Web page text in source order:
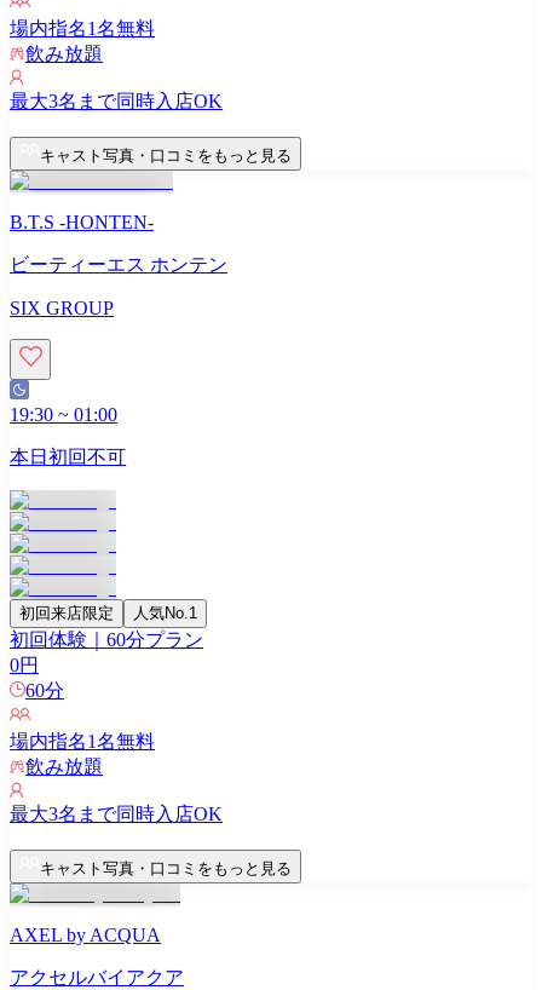
場内指名1名無料
飲み放題
最大3名まで同時入店OK
キャスト写真・口コミをもっと見る
B.T.S -HONTEN-
ビーティーエス ホンテン
SIX GROUP
19:30 ~ 01:00
本日初回不可
初回来店限定 人気No.1
初回体験｜60分プラン
0円
60分
場内指名1名無料
飲み放題
最大3名まで同時入店OK
キャスト写真・口コミをもっと見る
AXEL by ACQUA
アクセルバイアクア